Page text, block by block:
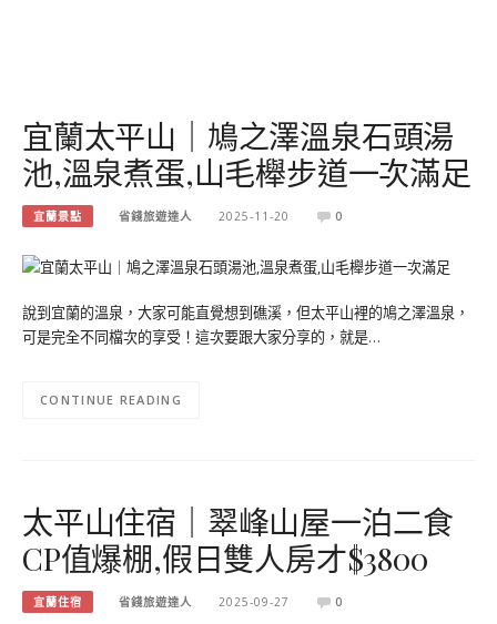
宜蘭太平山｜鳩之澤溫泉石頭湯
池,溫泉煮蛋,山毛櫸步道一次滿足
宜蘭景點 省錢旅遊達人 2025-11-20 0
說到宜蘭的溫泉，大家可能直覺想到礁溪，但太平山裡的鳩之澤溫泉，
可是完全不同檔次的享受！這次要跟大家分享的，就是…
CONTINUE READING
太平山住宿｜翠峰山屋一泊二食
CP值爆棚,假日雙人房才$3800
宜蘭住宿 省錢旅遊達人 2025-09-27 0